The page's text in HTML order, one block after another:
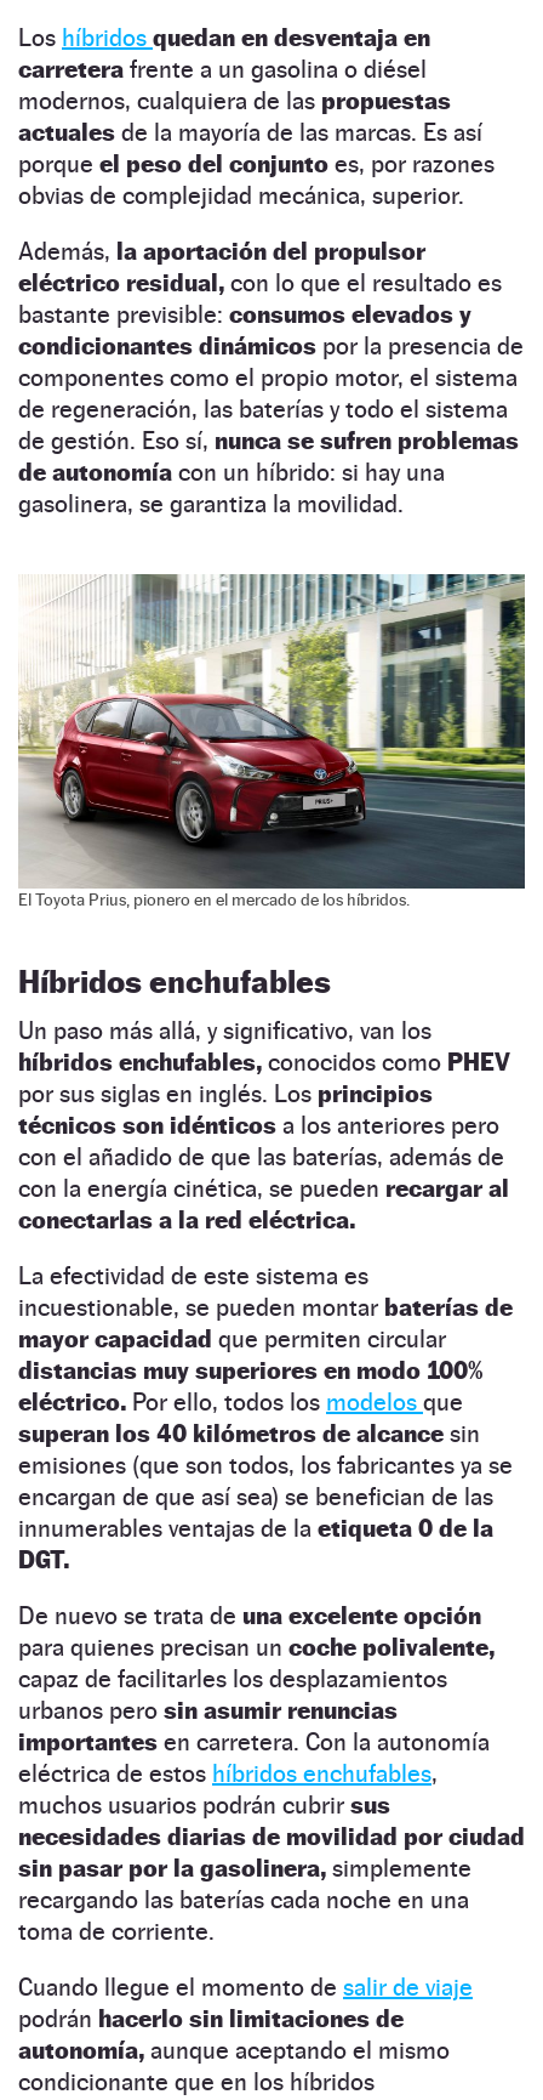
Los híbridos quedan en desventaja en
carretera frente a un gasolina o diésel
modernos, cualquiera de las propuestas
actuales de la mayoría de las marcas. Es así
porque el peso del conjunto es, por razones
obvias de complejidad mecánica, superior.
Además, la aportación del propulsor
eléctrico residual, con lo que el resultado es
bastante previsible: consumos elevados y
condicionantes dinámicos por la presencia de
componentes como el propio motor, el sistema
de regeneración, las baterías y todo el sistema
de gestión. Eso sí, nunca se sufren problemas
de autonomía con un híbrido: si hay una
gasolinera, se garantiza la movilidad.
El Toyota Prius, pionero en el mercado de los híbridos.
Híbridos enchufables
Un paso más allá, y significativo, van los
híbridos enchufables, conocidos como PHEV
por sus siglas en inglés. Los principios
técnicos son idénticos a los anteriores pero
con el añadido de que las baterías, además de
con la energía cinética, se pueden recargar al
conectarlas a la red eléctrica.
La efectividad de este sistema es
incuestionable, se pueden montar baterías de
mayor capacidad que permiten circular
distancias muy superiores en modo 100%
eléctrico. Por ello, todos los modelos que
superan los 40 kilómetros de alcance sin
emisiones (que son todos, los fabricantes ya se
encargan de que así sea) se benefician de las
innumerables ventajas de la etiqueta 0 de la
DGT.
De nuevo se trata de una excelente opción
para quienes precisan un coche polivalente,
capaz de facilitarles los desplazamientos
urbanos pero sin asumir renuncias
importantes en carretera. Con la autonomía
eléctrica de estos híbridos enchufables,
muchos usuarios podrán cubrir sus
necesidades diarias de movilidad por ciudad
sin pasar por la gasolinera, simplemente
recargando las baterías cada noche en una
toma de corriente.
Cuando llegue el momento de salir de viaje
podrán hacerlo sin limitaciones de
autonomía, aunque aceptando el mismo
condicionante que en los híbridos